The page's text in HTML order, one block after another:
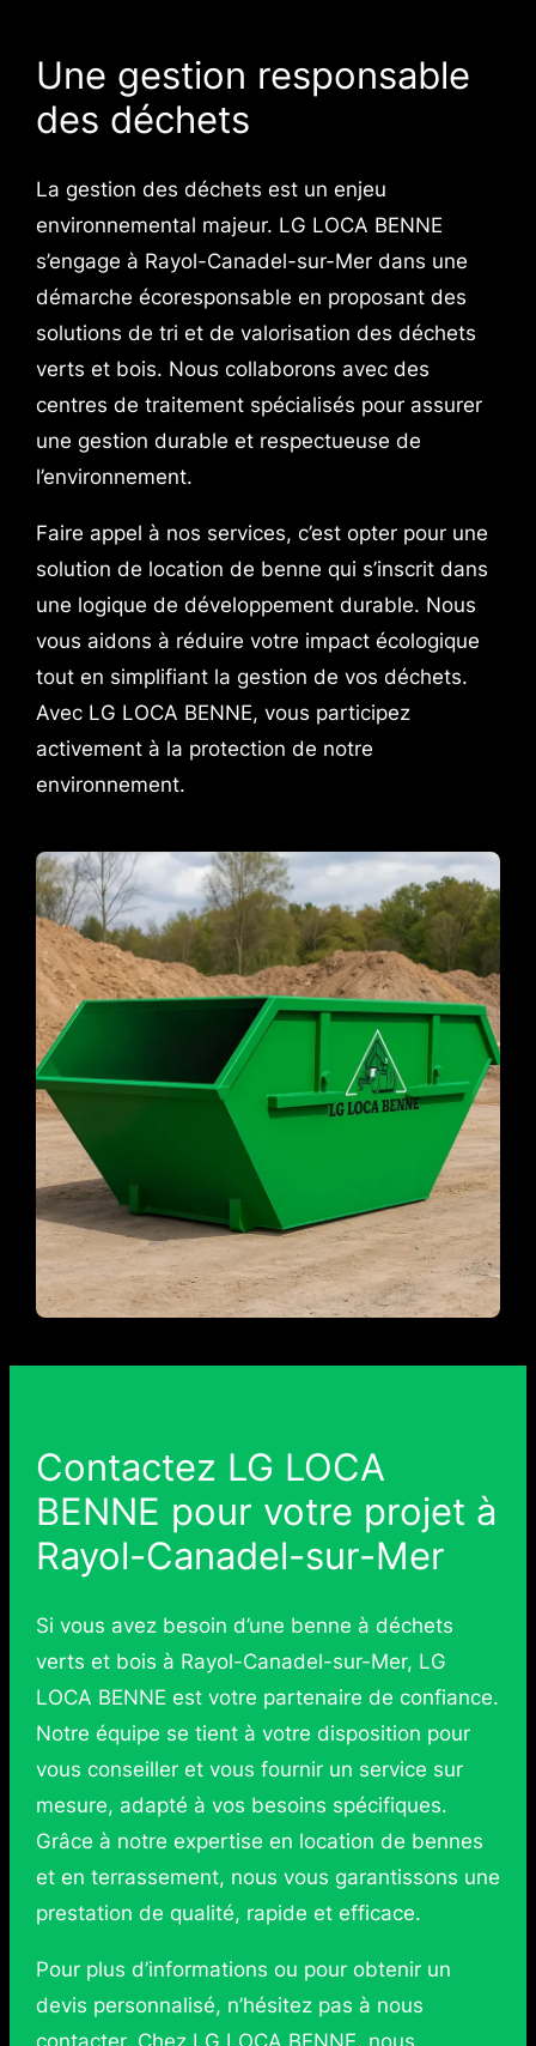
Une gestion responsable
des déchets
La gestion des déchets est un enjeu
environnemental majeur. LG LOCA BENNE
s’engage à Rayol-Canadel-sur-Mer dans une
démarche écoresponsable en proposant des
solutions de tri et de valorisation des déchets
verts et bois. Nous collaborons avec des
centres de traitement spécialisés pour assurer
une gestion durable et respectueuse de
l’environnement.
Faire appel à nos services, c’est opter pour une
solution de location de benne qui s’inscrit dans
une logique de développement durable. Nous
vous aidons à réduire votre impact écologique
tout en simplifiant la gestion de vos déchets.
Avec LG LOCA BENNE, vous participez
activement à la protection de notre
environnement.
Contactez LG LOCA
BENNE pour votre projet à
Rayol-Canadel-sur-Mer
Si vous avez besoin d’une benne à déchets
verts et bois à Rayol-Canadel-sur-Mer, LG
LOCA BENNE est votre partenaire de confiance.
Notre équipe se tient à votre disposition pour
vous conseiller et vous fournir un service sur
mesure, adapté à vos besoins spécifiques.
Grâce à notre expertise en location de bennes
et en terrassement, nous vous garantissons une
prestation de qualité, rapide et efficace.
Pour plus d’informations ou pour obtenir un
devis personnalisé, n’hésitez pas à nous